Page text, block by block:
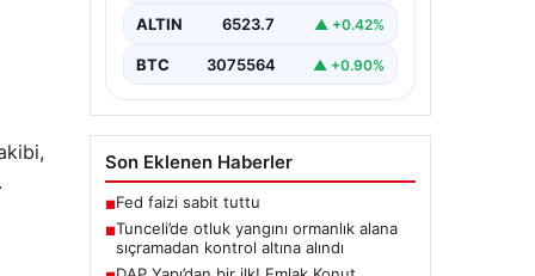
belirlenemeyen bir nedenle…
ALTIN 6523.7 ▲ +0.42%
BTC 3075564 ▲ +0.90%
Son Eklenen Haberler
■Fed faizi sabit tuttu
■Tunceli’de otluk yangını ormanlık alana
sıçramadan kontrol altına alındı